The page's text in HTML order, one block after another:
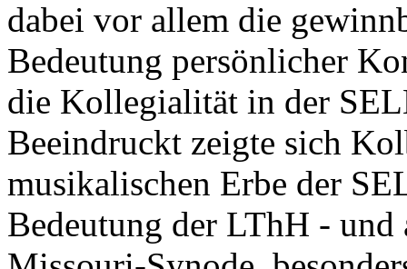
dabei vor allem die
Bedeutung persönlicher
die Kollegialität in der
Beeindruckt zeigte sich
musikalischen Erbe der
Bedeutung der LThH -